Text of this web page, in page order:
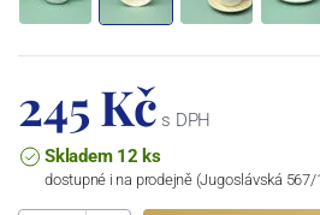
245 Kč s DPH
Skladem 12 ks
dostupné i na prodejně (Jugoslávská 567/